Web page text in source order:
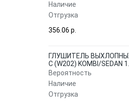
Наличие
Отгрузка
356.06 p.
ГЛУШИТЕЛЬ ВЫХЛОПНЫХ
C (W202) KOMBI/SEDAN
Вероятность
Наличие
Отгрузка